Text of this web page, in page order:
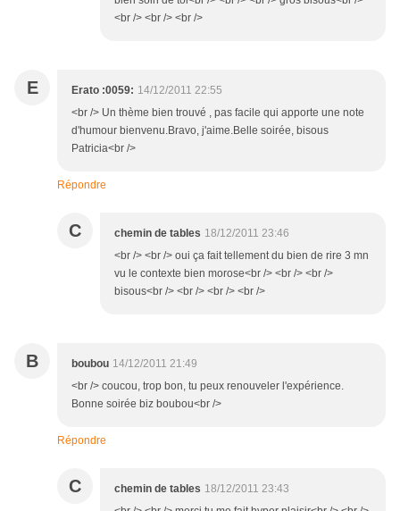
<br /> <br /> <br />
E Erato :0059: 14/12/2011 22:55
<br /> Un thème bien trouvé , pas facile qui apporte une note
d'humour bienvenu.Bravo, j'aime.Belle soirée, bisous
Patricia<br />
Répondre
C chemin de tables 18/12/2011 23:46
<br /> <br /> oui ça fait tellement du bien de rire 3 mn
vu le contexte bien morose<br /> <br /> <br />
bisous<br /> <br /> <br /> <br />
B boubou 14/12/2011 21:49
<br /> coucou, trop bon, tu peux renouveler l'expérience.
Bonne soirée biz boubou<br />
Répondre
C chemin de tables 18/12/2011 23:43